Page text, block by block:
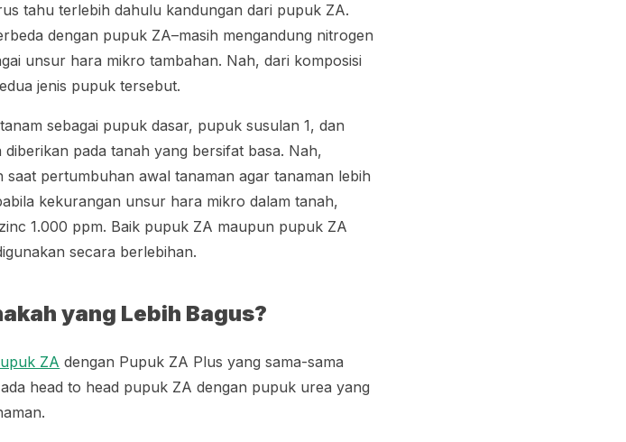
tahu terlebih dahulu kandungan dari pupuk ZA.
dengan pupuk ZA–masih mengandung nitrogen
unsur hara mikro tambahan. Nah, dari komposisi
jenis pupuk tersebut.
sebagai pupuk dasar, pupuk susulan 1, dan
pada tanah yang bersifat basa. Nah,
pertumbuhan awal tanaman agar tanaman lebih
kekurangan unsur hara mikro dalam tanah,
1.000 ppm. Baik pupuk ZA maupun pupuk ZA
secara berlebihan.
yang Lebih Bagus?
ZA dengan Pupuk ZA Plus yang sama-sama
head to head pupuk ZA dengan pupuk urea yang